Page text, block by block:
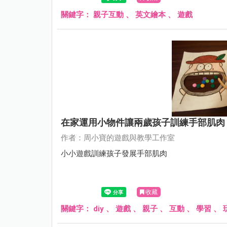
關鍵字： 親子互動 、 英文繪本、 遊戲
在家運用小物件讓兩歲孩子訓練手部肌肉
作者：周小寶的遊戲與教學工作室
小小遊戲訓練孩子發展手部肌肉
收藏
關鍵字： diy 、 遊戲、 親子 、 互動 、 學習 、